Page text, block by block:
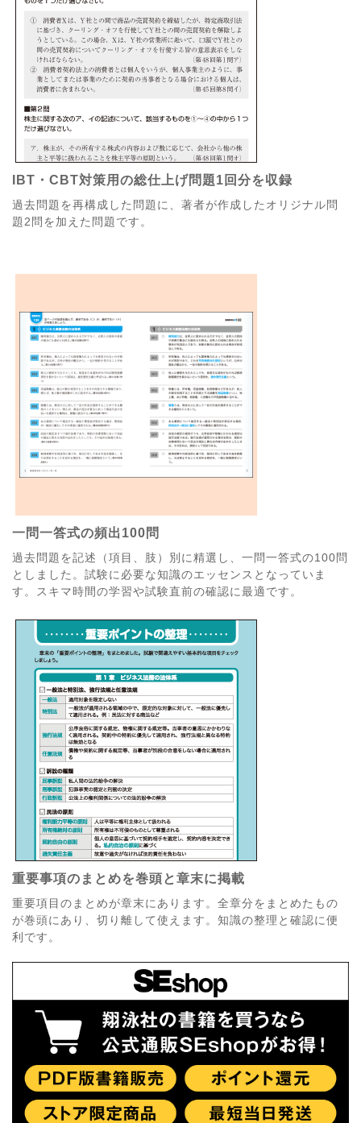
IBT・CBT対策用の総仕上げ問題1回分を収録
過去問題を再構成した問題に、著者が作成したオリジナル問
題2問を加えた問題です。
一問一答式の頻出100問
過去問題を記述（項目、肢）別に精選し、一問一答式の100問
としました。試験に必要な知識のエッセンスとなっていま
す。スキマ時間の学習や試験直前の確認に最適です。
重要事項のまとめを巻頭と章末に掲載
重要項目のまとめが章末にあります。全章分をまとめたもの
が巻頭にあり、切り離して使えます。知識の整理と確認に便
利です。